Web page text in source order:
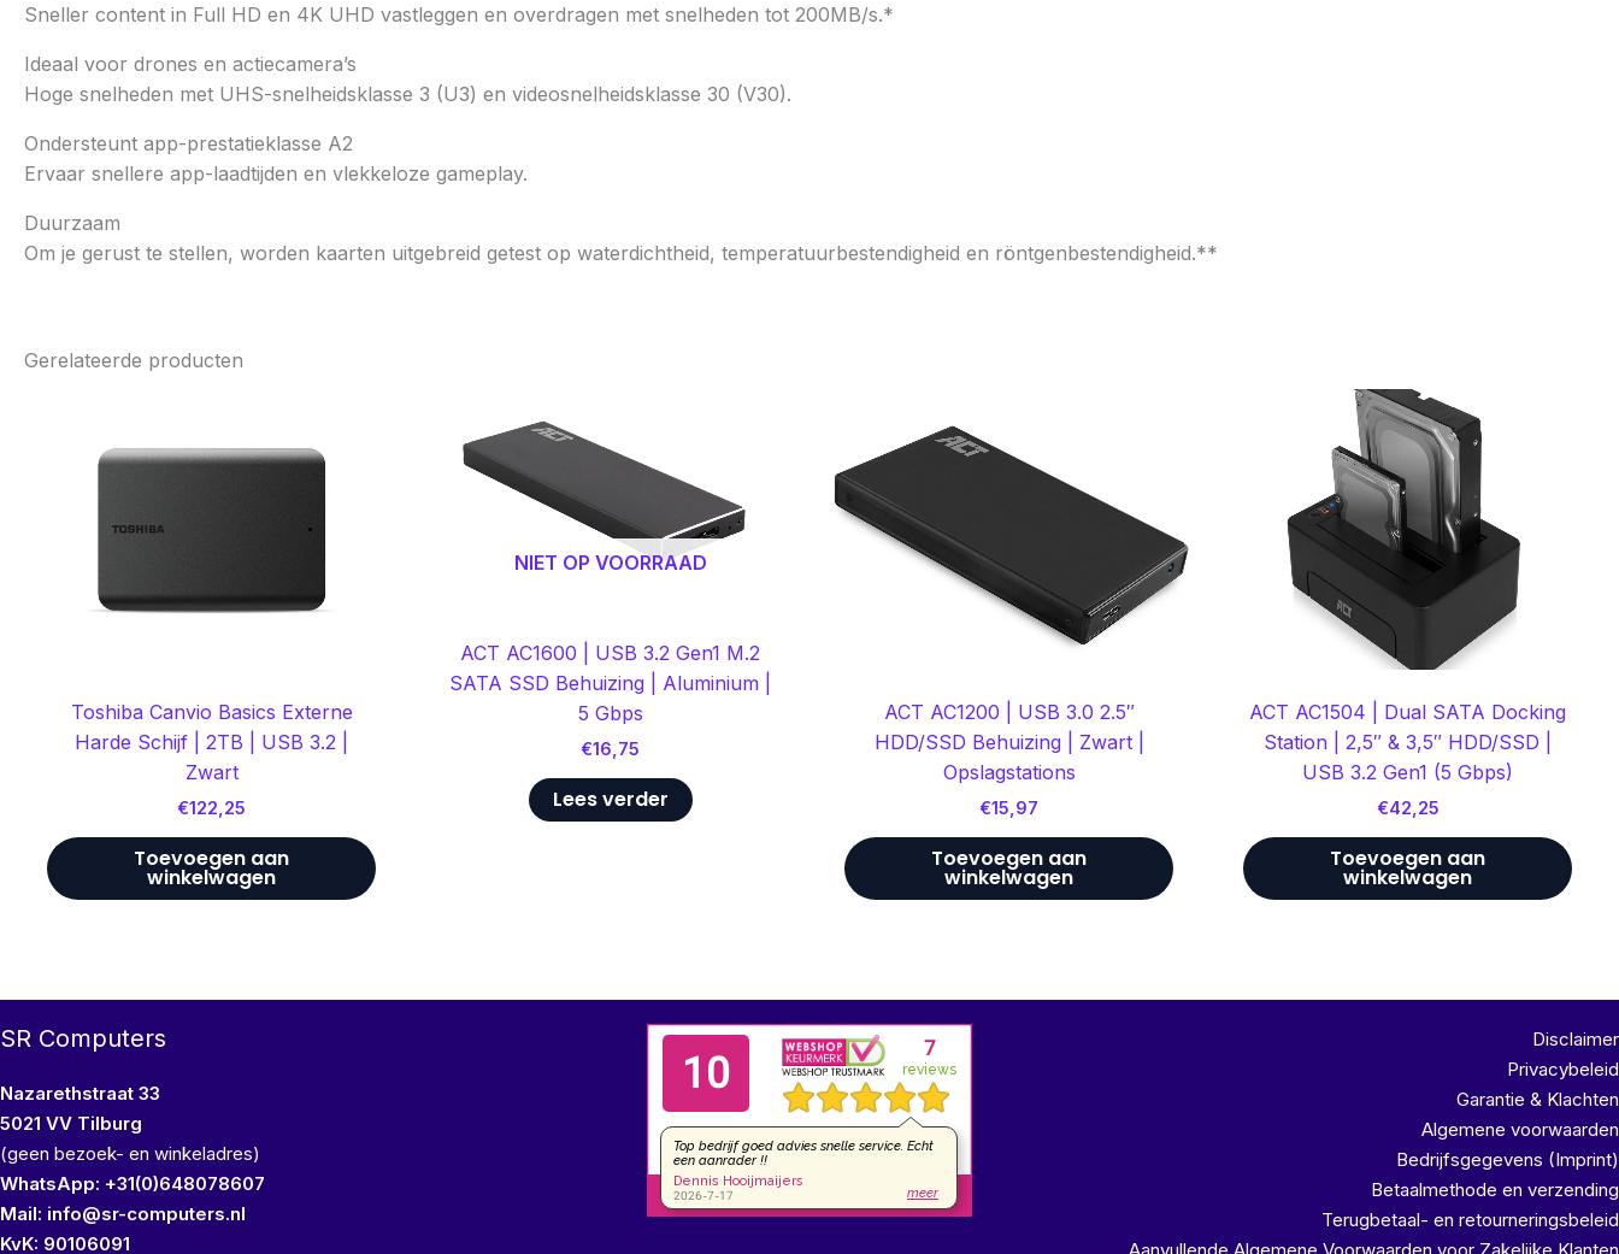
Sneller content in Full HD en 4K UHD vastleggen en overdragen met snelheden tot 200MB/s.*
Ideaal voor drones en actiecamera’s
Hoge snelheden met UHS-snelheidsklasse 3 (U3) en videosnelheidsklasse 30 (V30).
Ondersteunt app-prestatieklasse A2
Ervaar snellere app-laadtijden en vlekkeloze gameplay.
Duurzaam
Om je gerust te stellen, worden kaarten uitgebreid getest op waterdichtheid, temperatuurbestendigheid en röntgenbestendigheid.**
Gerelateerde producten
Toshiba Canvio Basics Externe
Harde Schijf | 2TB | USB 3.2 |
Zwart
€122,25
Toevoegen aan
winkelwagen
NIET OP VOORRAAD
ACT AC1600 | USB 3.2 Gen1 M.2
SATA SSD Behuizing | Aluminium |
5 Gbps
€16,75
Lees verder
ACT AC1200 | USB 3.0 2.5″
HDD/SSD Behuizing | Zwart |
Opslagstations
€15,97
Toevoegen aan
winkelwagen
ACT AC1504 | Dual SATA Docking
Station | 2,5″ & 3,5″ HDD/SSD |
USB 3.2 Gen1 (5 Gbps)
€42,25
Toevoegen aan
winkelwagen
SR Computers
Nazarethstraat 33
5021 VV Tilburg
(geen bezoek- en winkeladres)
WhatsApp: +31(0)648078607
Mail: info@sr-computers.nl
KvK: 90106091
Disclaimer
Privacybeleid
Garantie & Klachten
Algemene voorwaarden
Bedrijfsgegevens (Imprint)
Betaalmethode en verzending
Terugbetaal- en retourneringsbeleid